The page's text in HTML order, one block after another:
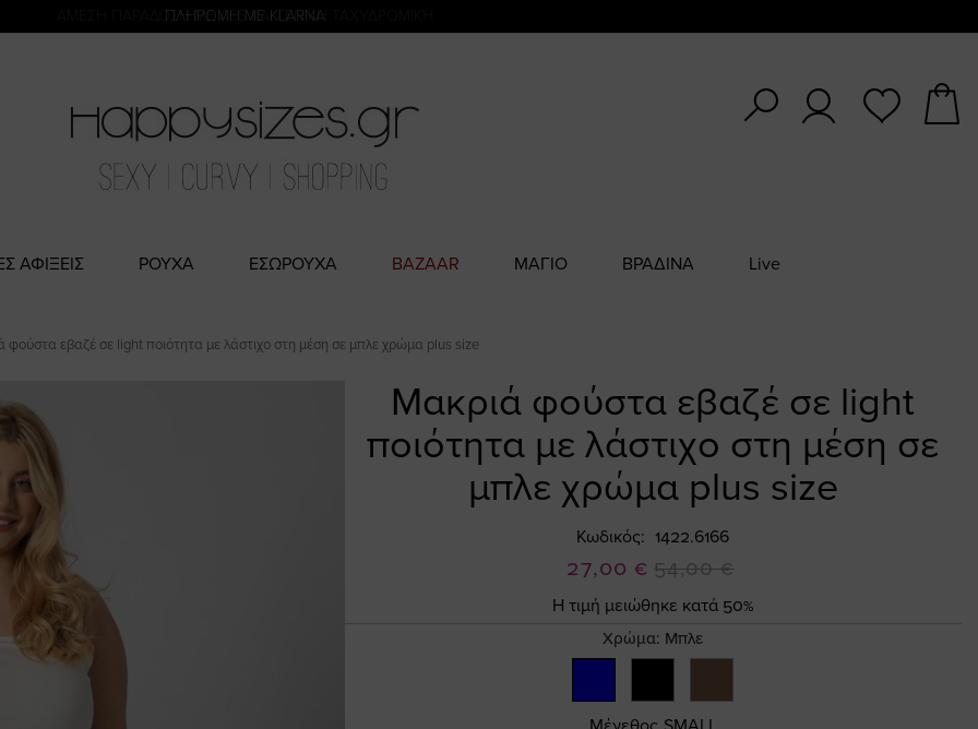
ΑΜΕΣΗ ΠΑΡΑΔΟΣΗ ΜΕ ACS ΚΑΙ ΓΕΝΙΚΗ ΤΑΧΥΔΡΟΜΙΚΉ
ΑΦΙΞΕΙΣ ΡΟΥΧΑ ΕΣΩΡΟΥΧΑ BAZAAR ΜΑΓΙΟ ΒΡΑΔΙΝΑ Live
φούστα εβαζέ σε light ποιότητα με λάστιχο στη μέση σε μπλε χρώμα plus size
Μακριά φούστα εβαζέ σε light
ποιότητα με λάστιχο στη μέση σε
μπλε χρώμα plus size
Κωδικός 1422.6166
Ειδική
Τιμή
27,00 € 54,00 €
Η τιμή μειώθηκε κατά 50%
Χρώμα: Μπλε